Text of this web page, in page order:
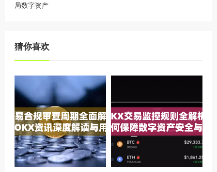
局数字资产
猜你喜欢